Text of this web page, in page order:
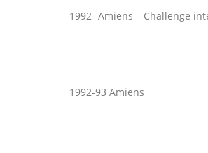
1992- Amiens – Challenge
1992-93 Amiens